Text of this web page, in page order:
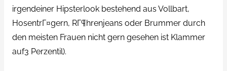
irgendeiner Hipsterlook bestehend aus Vollbart,
HosentrГ¤gern, RГ¶hrenjeans oder Brummer durch
den meisten Frauen nicht gern gesehen ist Klammer
auf3 Perzentil).